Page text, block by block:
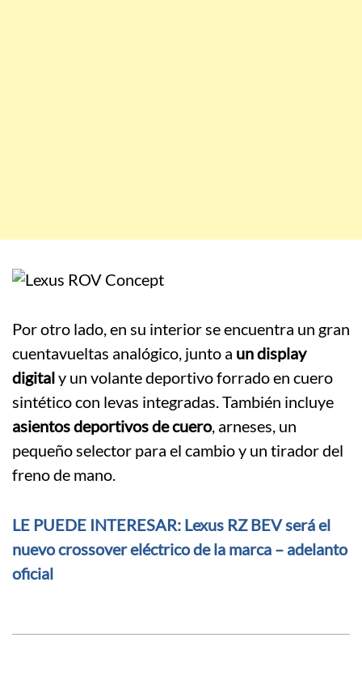
Por otro lado, en su interior se encuentra un gran
cuentavueltas analógico, junto a un display
digitaly un volante deportivo forrado en cuero
sintético con levas integradas. También incluye
asientos deportivos de cuero, arneses, un
pequeño selector para el cambio y un tirador del
freno de mano.
LE PUEDE INTERESAR: Lexus RZ BEV será el
nuevo crossover eléctrico de la marca – adelanto
oficial